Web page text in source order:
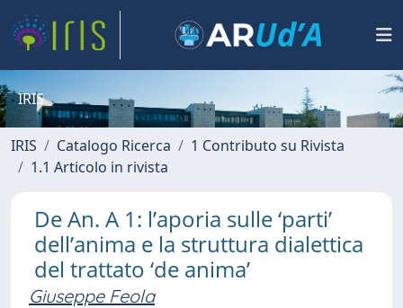
IRIS
IRIS Catalogo Ricerca
1 Contributo su Rivista
1.1 Articolo in rivista
De An. A 1: l’aporia sulle ‘parti’
dell’anima e la struttura dialettica
del trattato ‘de anima’
Giuseppe Feola